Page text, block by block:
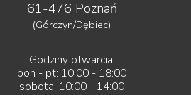
61-476 Poznań
(Górczyn/Dębiec)
Godziny otwarcia:
pon - pt: 10:00 - 18:00
sobota: 10:00 - 14:00